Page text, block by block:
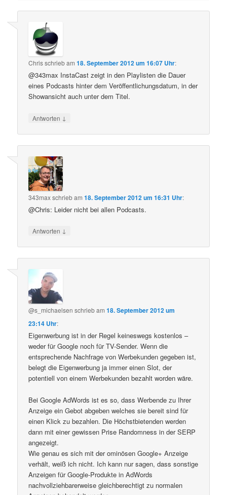
Chrisschriebam18. September 2012 um 16:07 Uhr:
@343max InstaCast zeigt in den Playlisten die Dauer
eines Podcasts hinter dem Veröffentlichungsdatum, in der
Showansicht auch unter dem Titel.
Antworten ↓
343maxschriebam18. September 2012 um 16:31 Uhr:
@Chris: Leider nicht bei allen Podcasts.
Antworten ↓
@s_michaelsen schriebam18. September 2012 um
23:14 Uhr:
Eigenwerbung ist in der Regel keineswegs kostenlos –
weder für Google noch für TV-Sender. Wenn die
entsprechende Nachfrage von Werbekunden gegeben ist,
belegt die Eigenwerbung ja immer einen Slot, der
potentiell von einem Werbekunden bezahlt worden wäre.
Bei Google AdWords ist es so, dass Werbende zu Ihrer
Anzeige ein Gebot abgeben welches sie bereit sind für
einen Klick zu bezahlen. Die Höchstbietenden werden
dann mit einer gewissen Prise Randomness in der SERP
angezeigt.
Wie genau es sich mit der ominösen Google+ Anzeige
verhält, weiß ich nicht. Ich kann nur sagen, dass sonstige
Anzeigen für Google-Produkte in AdWords
nachvollziehbarerweise gleichberechtigt zu normalen